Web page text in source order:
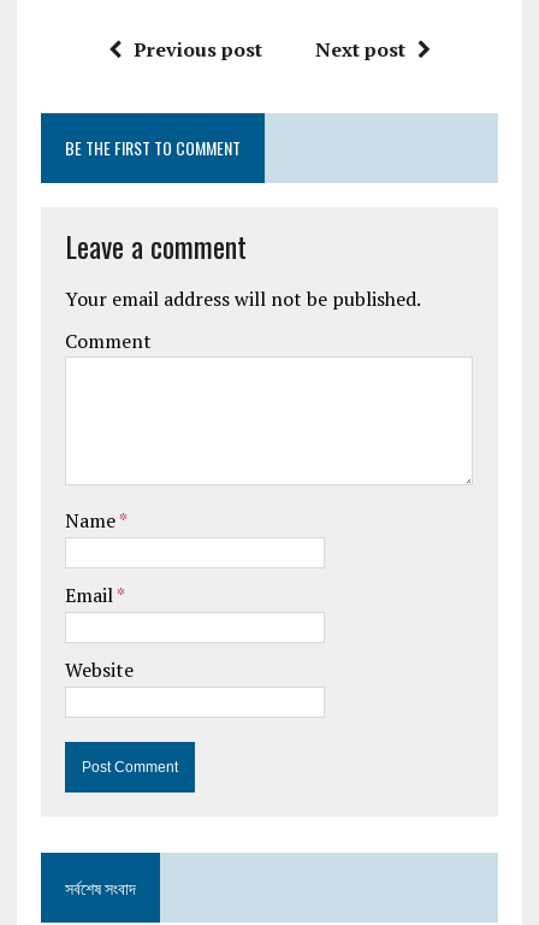
Previous post Next post
BE THE FIRST TO COMMENT
Leave a comment
Your email address will not be published.
Comment
Name*
Email*
Website
সর্বশেষ সংবাদ